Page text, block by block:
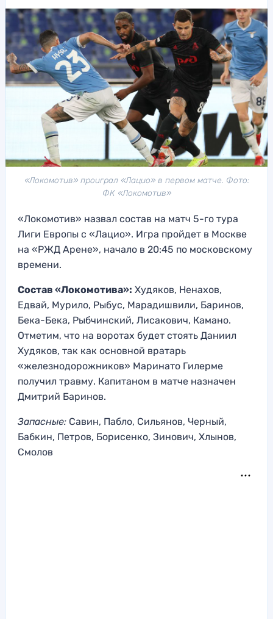
«Локомотив» проиграл «Лацио» в первом матче. Фото:
ФК «Локомотив»
«Локомотив» назвал состав на матч 5-го тура
Лиги Европы с «Лацио». Игра пройдет в Москве
на «РЖД Арене», начало в 20:45 по московскому
времени.
Состав «Локомотива»: Худяков, Ненахов,
Едвай, Мурило, Рыбус, Марадишвили, Баринов,
Бека-Бека, Рыбчинский, Лисакович, Камано.
Отметим, что на воротах будет стоять Даниил
Худяков, так как основной вратарь
«железнодорожников» Маринато Гилерме
получил травму. Капитаном в матче назначен
Дмитрий Баринов.
Запасные: Савин, Пабло, Сильянов, Черный,
Бабкин, Петров, Борисенко, Зинович, Хлынов,
Смолов